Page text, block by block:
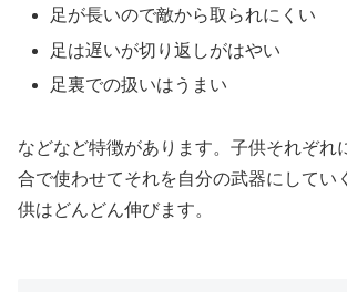
足が長いので敵から取られにくい
足は遅いが切り返しがはやい
足裏での扱いはうまい
などなど特徴があります。子供それぞれ
合で使わせてそれを自分の武器にしてい
供はどんどん伸びます。